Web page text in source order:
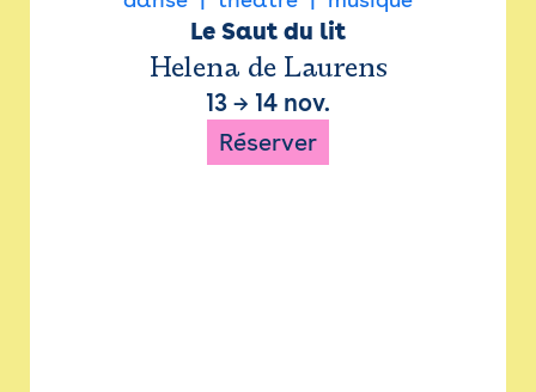
Le Saut du lit
Helena de Laurens
13 → 14 nov.
Réserver